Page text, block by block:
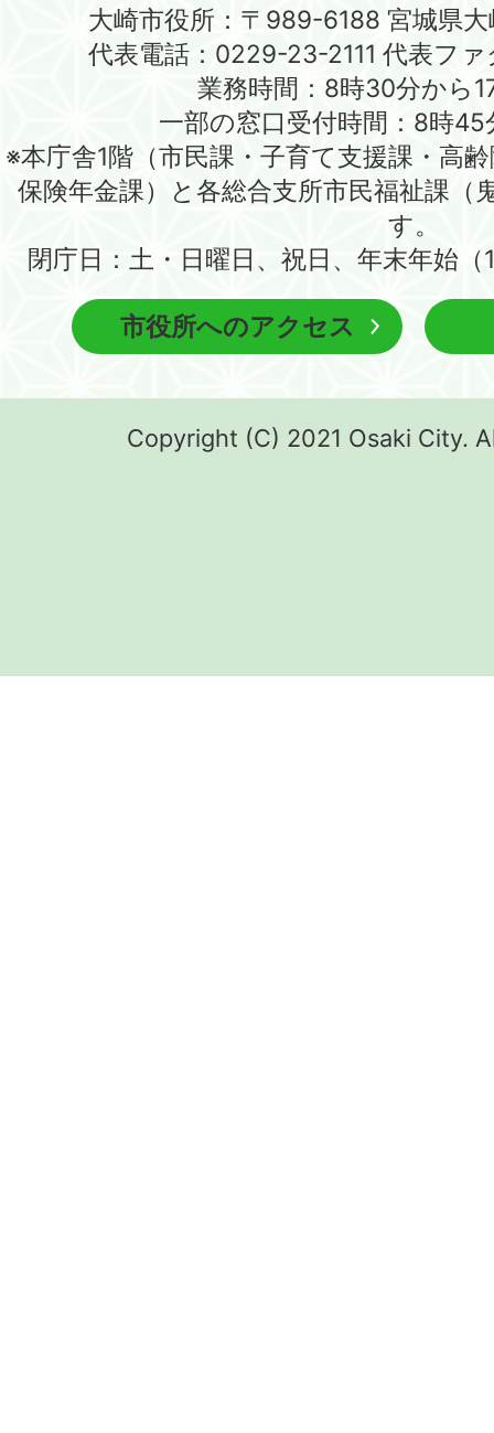
大崎市役所：〒989-6188 宮城県大
代表電話：0229-23-2111 代表フ
業務時間：8時30分から
一部の窓口受付時間：8時
※本庁舎1階（市民課・子育て支援課・高
保険年金課）と各総合支所市民福祉課（
す。
閉庁日：土・日曜日、祝日、年末年始
市役所へのアクセス
Copyright (C) 2021 Osaki City.